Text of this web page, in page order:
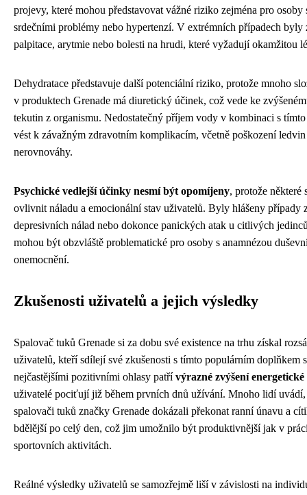
projevy, které mohou představovat vážné riziko zejména pro
srdečními problémy nebo hypertenzí. V extrémních případech byly
palpitace, arytmie nebo bolesti na hrudi, které vyžadují okamžitou
Dehydratace představuje další potenciální riziko, protože mnoho
v produktech Grenade má diuretický účinek, což vede ke
tekutin z organismu. Nedostatečný příjem vody v kombinaci s
vést k závažným zdravotním komplikacím, včetně poškození
nerovnováhy.
Psychické vedlejší účinky nesmí být opomíjeny, protože některé
ovlivnit náladu a emocionální stav uživatelů. Byly hlášeny případy
depresivních nálad nebo dokonce panických atak u citlivých
mohou být obzvláště problematické pro osoby s anamnézou
onemocnění.
Zkušenosti uživatelů a jejich výsledky
Spalovač tuků Grenade si za dobu své existence na trhu získal
uživatelů, kteří sdílejí své zkušenosti s tímto populárním doplňkem
nejčastějšími pozitivními ohlasy patřívýrazné zvýšení
uživatelé pociťují již během prvních dnů užívání. Mnoho lidí
spalovači tuků značky Grenade dokázali překonat ranní únavu a
bdělější po celý den, což jim umožnilo být produktivnější jak v
sportovních aktivitách.
Reálné výsledky uživatelů se samozřejmě liší v závislosti na